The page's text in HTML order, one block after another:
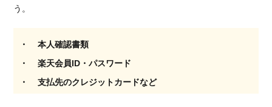
う。
本人確認書類
楽天会員ID・パスワード
支払先のクレジットカードなど